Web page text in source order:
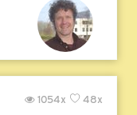
48x
1054x